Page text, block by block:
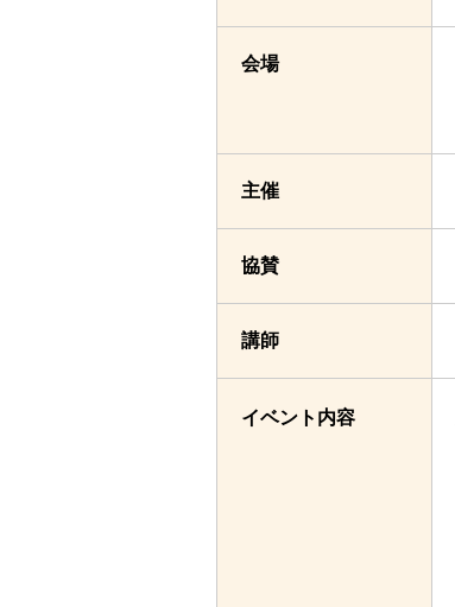
会場
主催
協賛
講師
イベント内容